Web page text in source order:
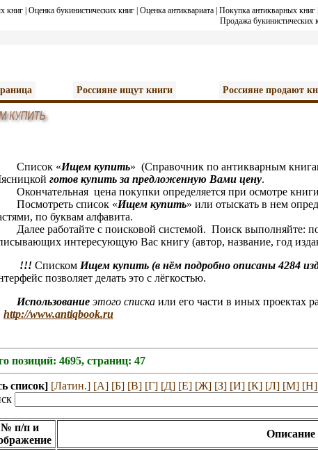
книг Оценка букинистических книг Оценка антиквариата Покупка антикварных книг
Продажа букинистических
Россияне ищут книги Россияне продают
«Ищем купить» (Справочник по антикварным
готов купить за предложенную Вами цену.
цена покупки определяется при осмотре
список «Ищем купить» или отыскать в нем
по буквам алфавита.
работайте с поисковой системой. Поиск выполняйте: по
интересующую Вас книгу (автор, название, год
!!! Списком Ищем купить (в нём подробно описаны 4284
позволяет делать это с лёгкостью.
Использование этого списка или его части в иных проектах
http://www.antiqbook.ru
позиций: 4695, страниц: 47
список] [Латин.] [А] [Б] [В] [Г] [Д] [Е] [Ж] [З] [И] [К] [Л] [М] [Н]
№ п/п и
Описание